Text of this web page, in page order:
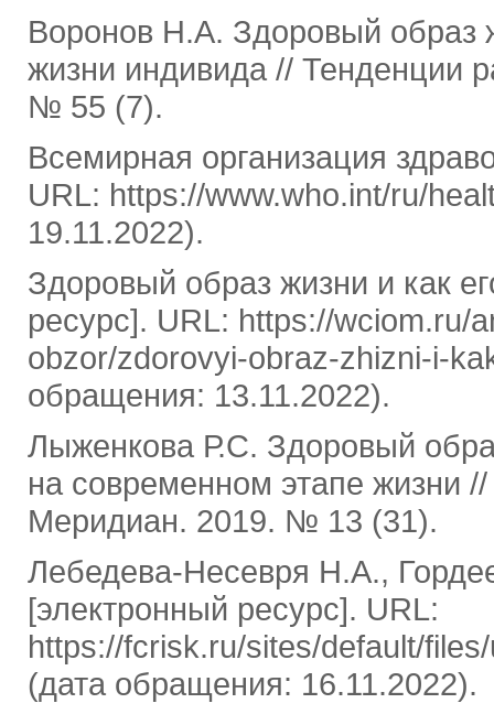
Воронов Н.А. Здоровый образ
жизни индивида // Тенденции
№ 55 (7).
Всемирная организация
URL: https://www.who.int/ru/
19.11.2022).
Здоровый образ жизни и как
ресурс]. URL: https://wciom.ru/
obzor/zdorovyi-obraz-zhizni-i-
обращения: 13.11.2022).
Лыженкова Р.С. Здоровый
на современном этапе жизни
Меридиан. 2019. № 13 (31).
Лебедева-Несевря Н.А.,
[электронный ресурс]. URL:
https://fcrisk.ru/sites/default/
(дата обращения: 16.11.2022).